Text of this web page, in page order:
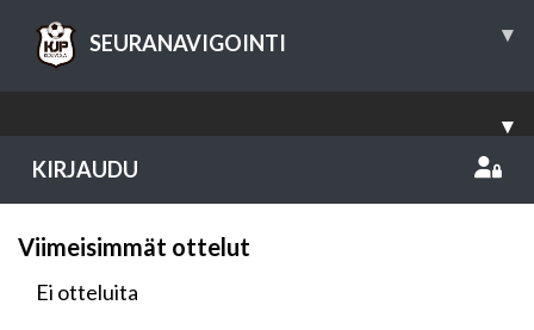
SEURANAVIGOINTI ▾
▾
KIRJAUDU
Viimeisimmät ottelut
Ei otteluita